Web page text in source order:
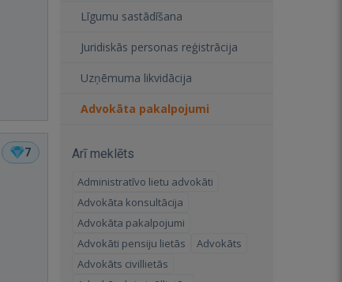
7
Līgumu sastādīšana
Juridiskās personas reģistrācija
Uzņēmuma likvidācija
Advokāta pakalpojumi
Arī meklēts
Administratīvo lietu advokāti
Advokāta konsultācija
Advokāta pakalpojumi
Advokāti pensiju lietās
Advokāts
Advokāts civillietās